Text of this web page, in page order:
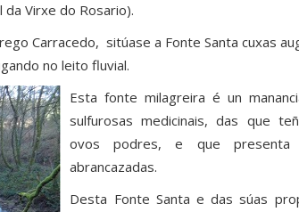
da Virxe do Rosario).
Carracedo, sitúase a Fonte Santa cuxas
no leito fluvial.
Esta fonte milagreira é un
sulfurosas medicinais, das que
ovos podres, e que presenta
abrancazadas.
Desta Fonte Santa e das súas